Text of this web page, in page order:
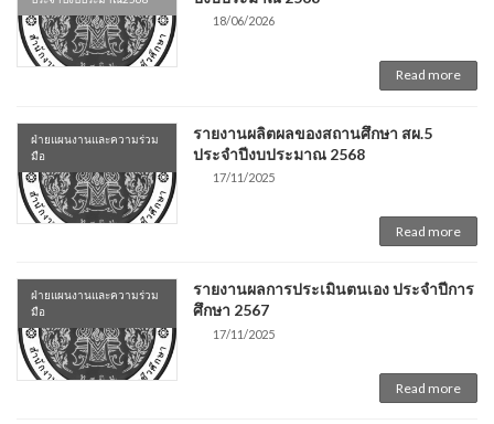
18/06/2026
Read more
ฝ่ายแผนงานและความร่วม
มือ
รายงานผลิตผลของสถานศึกษา สผ.5
ประจำปีงบประมาณ 2568
17/11/2025
Read more
ฝ่ายแผนงานและความร่วม
มือ
รายงานผลการประเมินตนเอง ประจำปีการ
ศึกษา 2567
17/11/2025
Read more